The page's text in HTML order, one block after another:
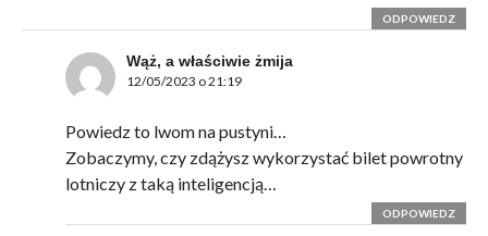
ODPOWIEDZ
Wąż, a właściwie żmija
12/05/2023 o 21:19
Powiedz to lwom na pustyni…
Zobaczymy, czy zdążysz wykorzystać bilet powrotny
lotniczy z taką inteligencją…
ODPOWIEDZ